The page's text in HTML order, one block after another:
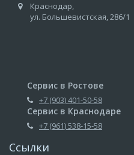
Краснодар,
ул. Большевистская, 286/1
Сервис в Ростове
+7 (903) 401-50-58
Сервис в Краснодаре
+7 (961) 538-15-58
Ссылки